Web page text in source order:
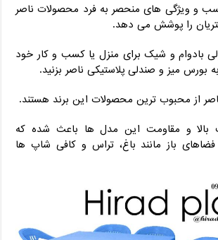
و ویژگی های منحصر به فرد محصولات ناصر
را پوشش می دهد.
بادوام و شیک برای منزل یا کسب و کار خود
بورس میز و صندلی پلاستیکی ناصر بزنید.
از محبوب ترین محصولات این برند هستند.
بالا و مقاومت این مدل ها باعث شده که
فضاهای باز مانند باغ، تراس و کافی شاپ ها